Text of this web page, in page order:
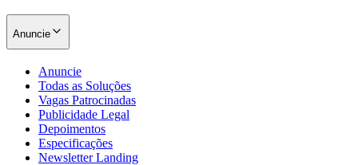
Anuncie
Anuncie
Todas as Soluções
Vagas Patrocinadas
Publicidade Legal
Depoimentos
Especificações
Newsletter Landing